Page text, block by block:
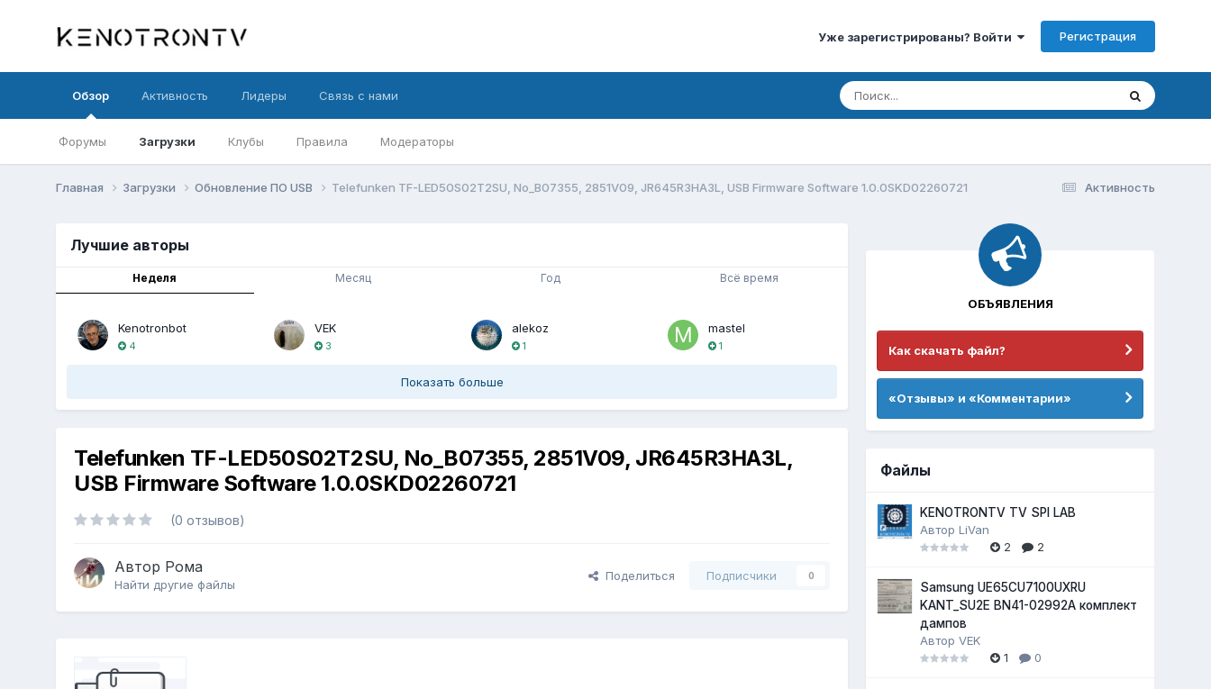
Уже зарегистрированы? Войти Регистрация
Обзор
Форумы Загрузки Клубы Правила Модераторы
Активность Лидеры Связь с нами
Активность
Главная Загрузки Обновление ПО USB Telefunken TF-LED50S02T2SU, No_B07355, 2851V09, JR645R3HA3L, USB Firmware Software 1.0.0SKD02260721
Лучшие авторы
Неделя Месяц Год Всё время
Kenotronbot
4
VEK
3
alekoz
1
mastel
1
Показать больше
Telefunken TF-LED50S02T2SU, No_B07355, 2851V09, JR645R3HA3L,
USB Firmware Software 1.0.0SKD02260721
(0 отзывов)
Автор Рома
Найти другие файлы
Поделиться Подписчики 0
ОБЪЯВЛЕНИЯ
Как скачать файл?
«Отзывы» и «Комментарии»
Файлы
KENOTRONTV TV SPI LAB
АвторLiVan
2
2
Samsung UE65CU7100UXRU
KANT_SU2E BN41-02992A комплект
дампов
АвторVEK
1
0